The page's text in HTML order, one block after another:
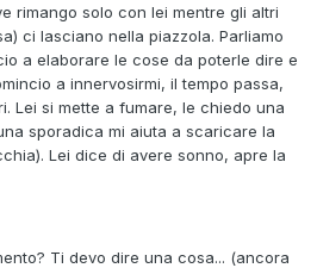
rimango solo con lei mentre gli altri
ci lasciano nella piazzola. Parliamo
a elaborare le cose da poterle dire e
a innervosirmi, il tempo passa,
Lei si mette a fumare, le chiedo una
sporadica mi aiuta a scaricare la
Lei dice di avere sonno, apre la
Ti devo dire una cosa... (ancora